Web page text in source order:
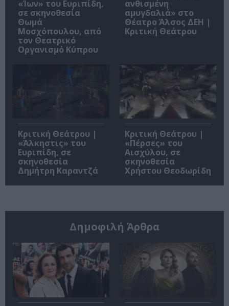
«Ίων» του Ευριπίδη,
σε σκηνοθεσία
Θωμά
Μοσχόπουλου, από
τον Θεατρικό
Οργανισμό Κύπρου
ανθισμένη
αμυγδαλιά» στο
Θέατρο Άλσος ΔΕΗ |
Κριτική Θεάτρου
Κριτική Θεάτρου |
«Άλκηστις» του
Ευριπίδη, σε
σκηνοθεσία
Δημήτρη Καραντζά
Κριτική Θεάτρου |
«Πέρσες» του
Αισχύλου, σε
σκηνοθεσία
Χρήστου Θεοδωρίδη
Δημοφιλή Άρθρα